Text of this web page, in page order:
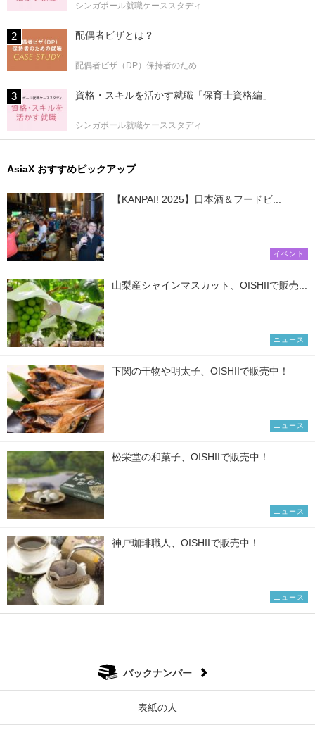
シンガポール就職ケーススタディ
配偶者ビザとは？
配偶者ビザ（DP）保持者のため...
資格・スキルを活かす就職「保育士資格編」
シンガポール就職ケーススタディ
AsiaX おすすめピックアップ
【KANPAI! 2025】日本酒＆フードビ...
イベント
山梨産シャインマスカット、OISHIIで販売...
ニュース
下関の干物や明太子、OISHIIで販売中！
ニュース
松栄堂の和菓子、OISHIIで販売中！
ニュース
神戸珈琲職人、OISHIIで販売中！
ニュース
バックナンバー
表紙の人